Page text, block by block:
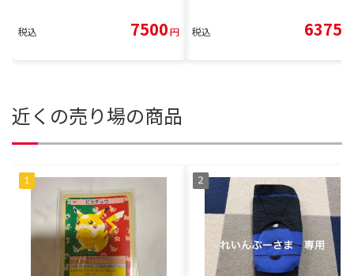
税込 7500円 税込 6375
近くの売り場の商品